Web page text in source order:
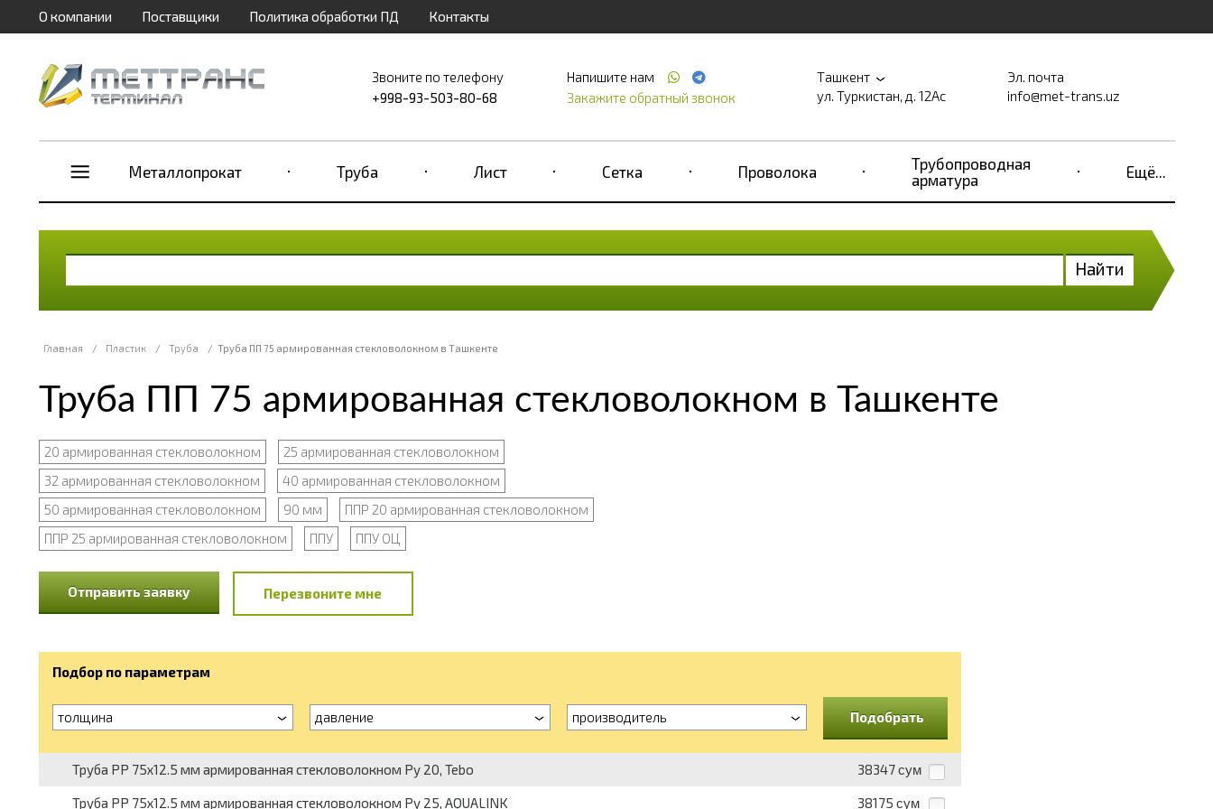
О компании Поставщики Политика обработки ПД Контакты
Звоните по телефону
+998-93-503-80-68
Напишите нам
Закажите обратный звонок
Ташкент
ул. Туркистан, д. 12Ас
Эл. почта
info@met-trans.uz
Металлопрокат Труба Лист Сетка Проволока
Трубопроводная
арматура
Ещё...
Найти
Главная / Пластик / Труба / Труба ПП 75 армированная стекловолокном в Ташкенте
Труба ПП 75 армированная стекловолокном в Ташкенте
20 армированная стекловолокном
25 армированная стекловолокном
32 армированная стекловолокном
40 армированная стекловолокном
50 армированная стекловолокном
90 мм
ППР 20 армированная стекловолокном
ППР 25 армированная стекловолокном
ППУ ППУ ОЦ
Отправить заявку Перезвоните мне
Подбор по параметрам
толщина давление производитель Подобрать
Труба PP 75х12.5 мм армированная стекловолокном Ру 20, Tebo 38347 сум
Труба PP 75х12.5 мм армированная стекловолокном Ру 25, AQUALINK 38175 сум